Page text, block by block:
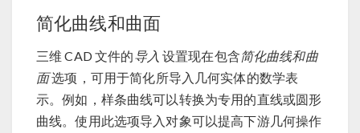
简化曲线和曲面
三维 CAD 文件的导入 设置现在包含简化曲线和曲
面选项，可用于简化所导入几何实体的数学表
示。例如，样条曲线可以转换为专用的直线或圆形
曲线。使用此选项导入对象可以提高下游几何操作